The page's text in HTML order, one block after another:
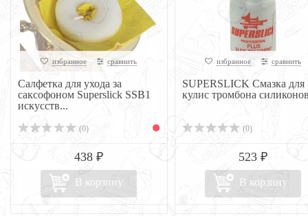
избранное сравнить
Салфетка для ухода за
саксофоном Superslick SSB1
искусств...
(0)
438 ₽
В корзину
избранное сравнить
SUPERSLICK Смазка для
кулис тромбона
(0)
523 ₽
В корзину